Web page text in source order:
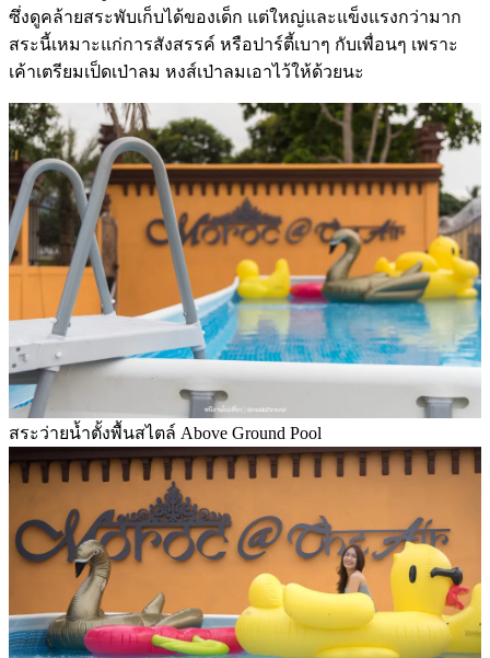
ซึ่งดูคล้ายสระพับเก็บได้ของเด็ก แต่ใหญ่และแข็งแรงกว่ามาก
สระนี้เหมาะแก่การสังสรรค์ หรือปาร์ตี้เบาๆ กับเพื่อนๆ เพราะ
เค้าเตรียมเป็ดเป่าลม หงส์เป่าลมเอาไว้ให้ด้วยนะ
สระว่ายน้ำตั้งพื้นสไตล์ Above Ground Pool